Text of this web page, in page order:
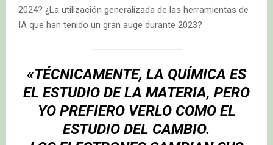
2024? ¿La utilización generalizada de las herramientas de
IA que han tenido un gran auge durante 2023?
«TÉCNICAMENTE, LA QUÍMICA ES
EL ESTUDIO DE LA MATERIA, PERO
YO PREFIERO VERLO COMO EL
ESTUDIO DEL CAMBIO.